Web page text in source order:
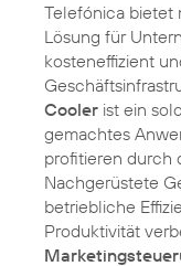
Telefónica bietet
Lösung für
kosteneffizient
Cooler ist ein
gemachtes
profitieren durch
Nachgerüstete
betriebliche
Produktivität